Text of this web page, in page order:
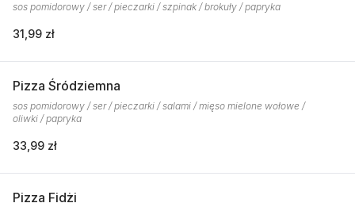
sos pomidorowy / ser / pieczarki / szpinak / brokuły / papryka
31,99 zł
Pizza Śródziemna
sos pomidorowy / ser / pieczarki / salami / mięso mielone wołowe /
oliwki / papryka
33,99 zł
Pizza Fidżi